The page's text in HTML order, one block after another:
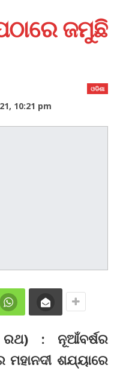
ଜମୁଛି
ଓଡିଶା
10:21 pm
ରଥ) : ନୂଆଁବର୍ଷର
ଶଯ୍ୟାରେ